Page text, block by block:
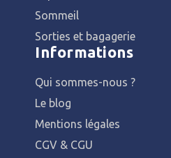
Sommeil
Sorties et bagagerie
Informations
Qui sommes-nous ?
Le blog
Mentions légales
CGV & CGU